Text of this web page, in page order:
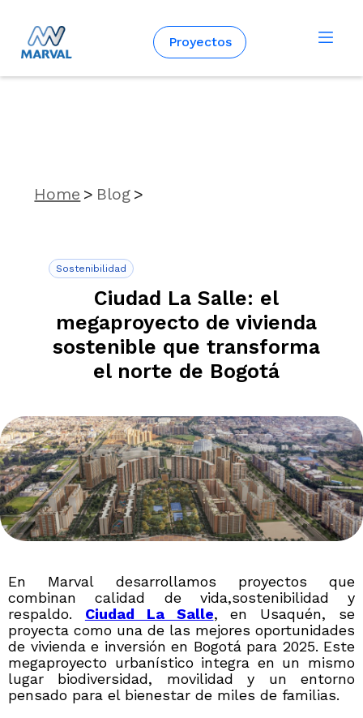
Proyectos
Home > Blog >
Sostenibilidad
Ciudad La Salle: el
megaproyecto de vivienda
sostenible que transforma
el norte de Bogotá
En Marval desarrollamos proyectos que
combinan calidad de vida,sostenibilidad y
respaldo. Ciudad La Salle, en Usaquén, se
proyecta como una de las mejores oportunidades
de vivienda e inversión en Bogotá para 2025. Este
megaproyecto urbanístico integra en un mismo
lugar biodiversidad, movilidad y un entorno
pensado para el bienestar de miles de familias.